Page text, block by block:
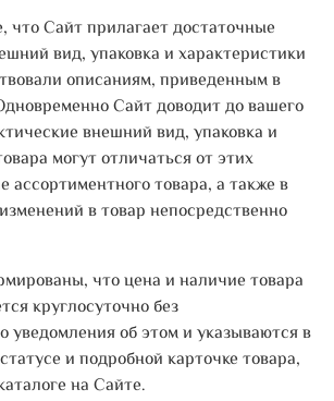
что Сайт прилагает достаточные
вид, упаковка и характеристики
описаниям, приведенным в
Сайт доводит до вашего
внешний вид, упаковка и
могут отличаться от этих
ассортиментного товара, а также в
в товар непосредственно
что цена и наличие товара
круглосуточно без
уведомления об этом и указываются в
и подробной карточке товара,
на Сайте.